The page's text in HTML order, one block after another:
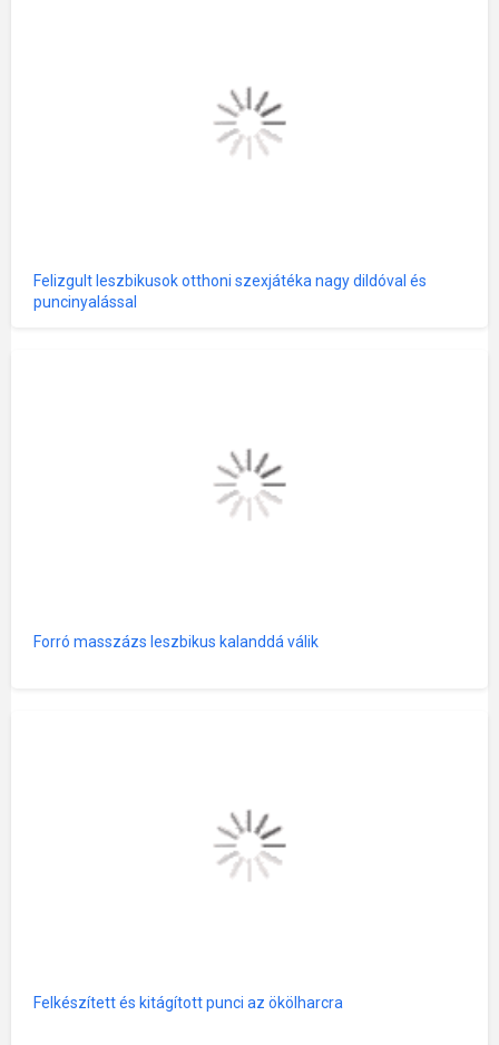
Felizgult leszbikusok otthoni szexjátéka nagy dildóval és
puncinyalással
Forró masszázs leszbikus kalanddá válik
Felkészített és kitágított punci az ökölharcra